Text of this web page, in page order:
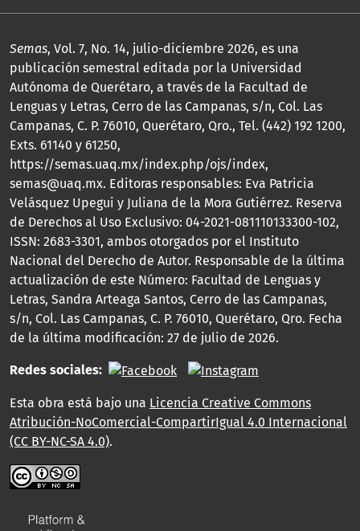
Semas, Vol. 7, No. 14, julio-diciembre 2026, es una
publicación semestral editada por la Universidad
Autónoma de Querétaro, a través de la Facultad de
Lenguas y Letras, Cerro de las Campanas, s/n, Col. Las
Campanas, C. P. 76010, Querétaro, Qro., Tel. (442) 192 1200,
Exts. 61140 y 61250,
https://semas.uaq.mx/index.php/ojs/index,
semas@uaq.mx. Editoras responsables: Eva Patricia
Velásquez Upegui y Juliana de la Mora Gutiérrez. Reserva
de Derechos al Uso Exclusivo: 04-2021-081110133300-102,
ISSN: 2683-3301, ambos otorgados por el Instituto
Nacional del Derecho de Autor. Responsable de la última
actualización de este Número: Facultad de Lenguas y
Letras, Sandra Arteaga Santos, Cerro de las Campanas,
s/n, Col. Las Campanas, C. P. 76010, Querétaro, Qro. Fecha
de la última modificación: 27 de julio de 2026.
Redes sociales:
Esta obra está bajo una Licencia Creative Commons
Atribución-NoComercial-CompartirIgual 4.0 Internacional
(CC BY-NC-SA 4.0).